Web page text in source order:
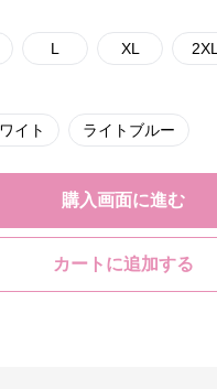
L XL 2XL
イト ライトブルー
購入画面に進む
カートに追加する